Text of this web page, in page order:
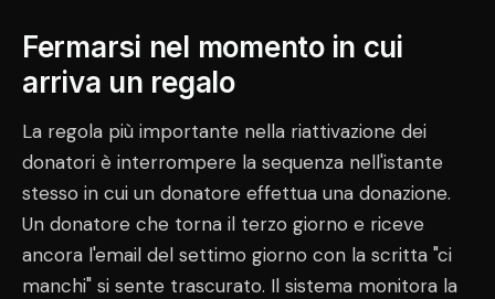
Fermarsi nel momento in cui
arriva un regalo
La regola più importante nella riattivazione dei
donatori è interrompere la sequenza nell'istante
stesso in cui un donatore effettua una donazione.
Un donatore che torna il terzo giorno e riceve
ancora l'email del settimo giorno con la scritta "ci
manchi" si sente trascurato. Il sistema monitora la